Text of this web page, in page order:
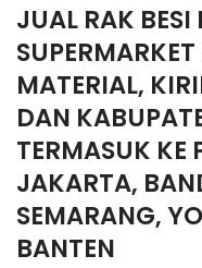
JUAL RAK
MATERIAL,
DAN
TERMASUK KE
JAKARTA,
SEMARANG,
BANTEN